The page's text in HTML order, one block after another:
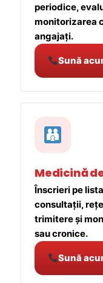
periodice,
monitorizarea
angajați.
Sună
Medicină
Înscrieri pe
consultații,
trimitere și
sau cronice.
Sună